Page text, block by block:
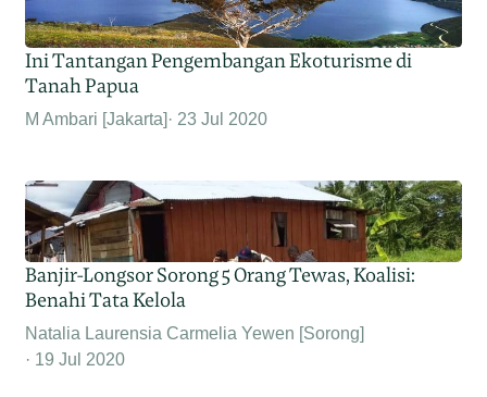
Ini Tantangan Pengembangan Ekoturisme di
Tanah Papua
M Ambari [Jakarta] 23 Jul 2020
Banjir-Longsor Sorong 5 Orang Tewas, Koalisi:
Benahi Tata Kelola
Natalia Laurensia Carmelia Yewen [Sorong]
19 Jul 2020